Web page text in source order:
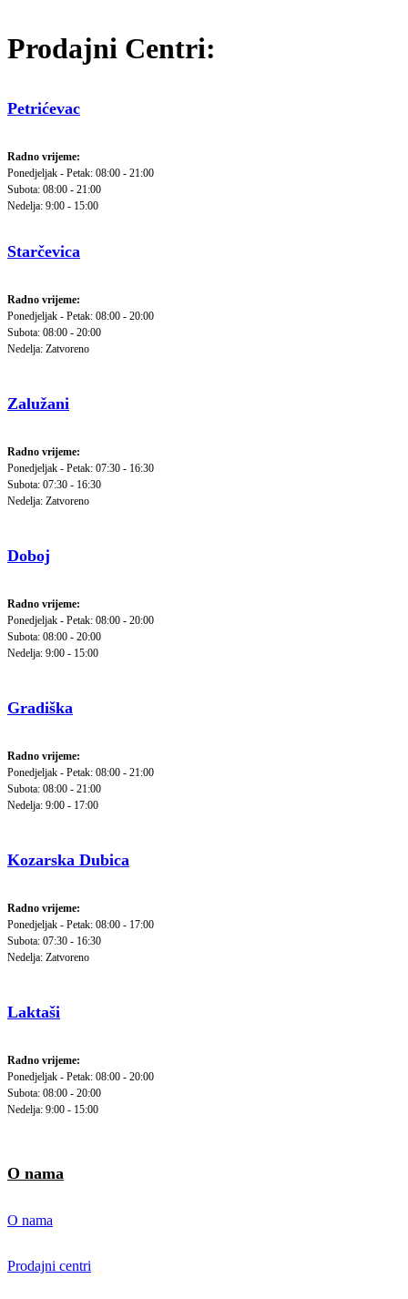
Prodajni Centri:
Petrićevac
Radno vrijeme:
Ponedjeljak - Petak: 08:00 - 21:00
Subota: 08:00 - 21:00
Nedelja: 9:00 - 15:00
Starčevica
Radno vrijeme:
Ponedjeljak - Petak: 08:00 - 20:00
Subota: 08:00 - 20:00
Nedelja: Zatvoreno
Zalužani
Radno vrijeme:
Ponedjeljak - Petak: 07:30 - 16:30
Subota: 07:30 - 16:30
Nedelja: Zatvoreno
Doboj
Radno vrijeme:
Ponedjeljak - Petak: 08:00 - 20:00
Subota: 08:00 - 20:00
Nedelja: 9:00 - 15:00
Gradiška
Radno vrijeme:
Ponedjeljak - Petak: 08:00 - 21:00
Subota: 08:00 - 21:00
Nedelja: 9:00 - 17:00
Kozarska Dubica
Radno vrijeme:
Ponedjeljak - Petak: 08:00 - 17:00
Subota: 07:30 - 16:30
Nedelja: Zatvoreno
Laktaši
Radno vrijeme:
Ponedjeljak - Petak: 08:00 - 20:00
Subota: 08:00 - 20:00
Nedelja: 9:00 - 15:00
O nama
O nama
Prodajni centri